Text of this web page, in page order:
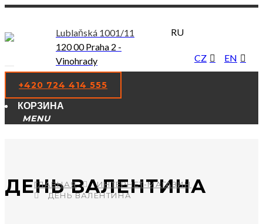
Lublaňská 1001/11
120 00 Praha 2 -
Vinohrady
RU
CZ EN
+420 724 414 555
КОРЗИНА
ДЕНЬ ВАЛЕНТИНА
ГЛАВНАЯ
ИНТЕРНЕТ-МАГАЗИН
ДЕНЬ ВАЛЕНТИНА